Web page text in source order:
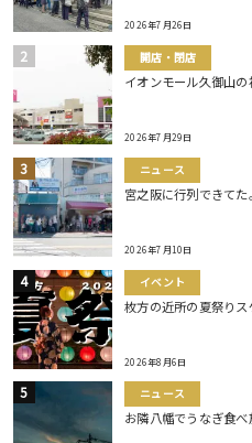
2026年7月26日
開店・閉店
イオンモール久御山
2026年7月29日
ニュース
宮之阪に行列できて
2026年7月10日
イベント
枚方の近所の夏祭りス
2026年8月6日
ニュース
お隣八幡でうなぎ食べ